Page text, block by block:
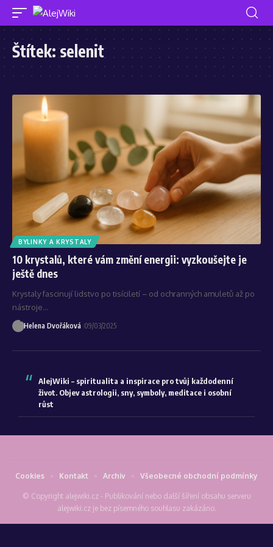
Štítek:selenit
BYLINKY A KRYSTALY
10 krystalů, které vám změní energii: vyzkoušejte je
ještě dnes
Krystaly fascinují lidstvo po tisíciletí – od ochranných amuletů až po
nástroje…
Helena Dvořáková 09/03/2025
AlejWiki – spiritualita a inspirace pro tvůj každodenní
život. Objev astrologii, sny, symboly, meditace i osobní
růst
© Copyright alejwiki.cz - Publikování nebo další šíření obsahu serveru
alejwiki.cz je bez písemného souhlasu zakázáno.
Cookies Kontakt Archiv Všeobecné obchodní podmínky